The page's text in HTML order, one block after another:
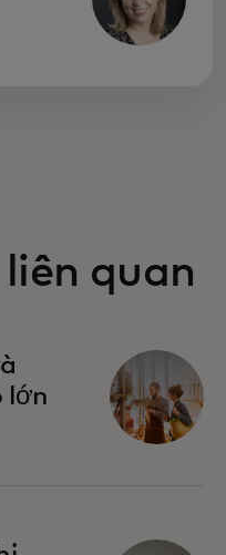
quan
lớn